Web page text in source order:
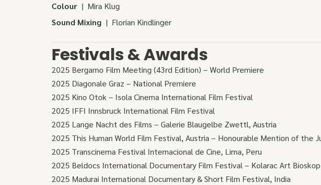
Colour | Mira Klug
Sound Mixing | Florian Kindlinger
Festivals & Awards
2025 Bergamo Film Meeting (43rd Edition) – World Premiere
2025 Diagonale Graz – National Premiere
2025 Kino Otok – Isola Cinema International Film Festival
2025 IFFI Innsbruck International Film Festival
2025 Lange Nacht des Films – Galerie Blaugelbe Zwettl, Austria
2025 This Human World Film Festival, Austria – Honourable Mention of the
2025 Transcinema Festival Internacional de Cine, Lima, Peru
2025 Beldocs International Documentary Film Festival – Kolarac Art
2025 Madurai International Documentary & Short Film Festival, India